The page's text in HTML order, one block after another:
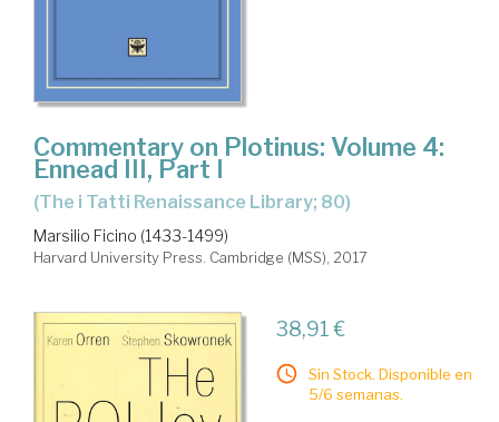
Commentary on Plotinus: Volume 4:
Ennead III, Part I
(The i Tatti Renaissance Library; 80)
Marsilio Ficino (1433-1499)
Harvard University Press. Cambridge (MSS), 2017
38,91 €
Sin Stock. Disponible en
5/6 semanas.